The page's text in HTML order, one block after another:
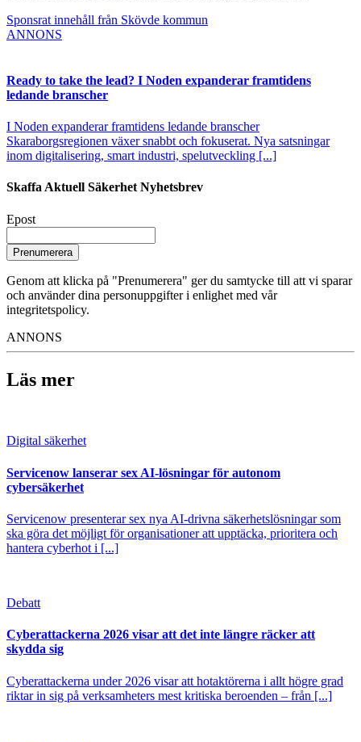
Sponsrat innehåll från Skövde kommun
ANNONS
Ready to take the lead? I Noden expanderar framtidens
ledande branscher
I Noden expanderar framtidens ledande branscher
Skaraborgsregionen växer snabbt och fokuserat. Nya satsningar
inom digitalisering, smart industri, spelutveckling [...]
Skaffa Aktuell Säkerhet Nyhetsbrev
Epost
Prenumerera
Genom att klicka på "Prenumerera" ger du samtycke till att vi sparar
och använder dina personuppgifter i enlighet med vår
integritetspolicy.
ANNONS
Läs mer
Digital säkerhet
Servicenow lanserar sex AI-lösningar för autonom
cybersäkerhet
Servicenow presenterar sex nya AI-drivna säkerhetslösningar som
ska göra det möjligt för organisationer att upptäcka, prioritera och
hantera cyberhot i [...]
Debatt
Cyberattackerna 2026 visar att det inte längre räcker att
skydda sig
Cyberattackerna under 2026 visar att hotaktörerna i allt högre grad
riktar in sig på verksamheters mest kritiska beroenden – från [...]